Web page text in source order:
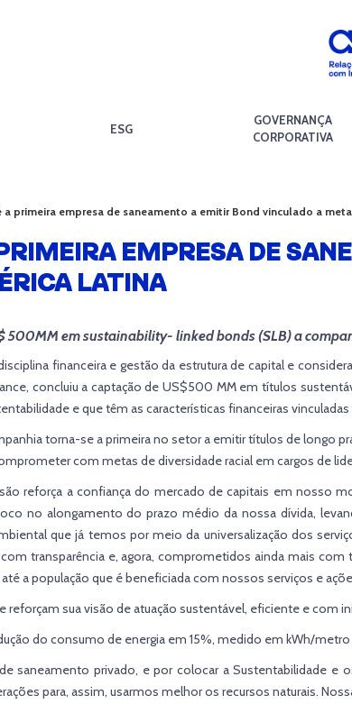
ESG
GOVERNANÇA
CORPORATIVA
a primeira empresa de saneamento a emitir Bond vinculado a
EMPRESA DE
LATINA
500MM em sustainability- linked bonds (SLB) a
financeira e gestão da estrutura de capital e
concluiu a captação de US$500 MM em títulos
e que têm as características financeiras
torna-se a primeira no setor a emitir títulos de longo
com metas de diversidade racial em cargos de
reforça a confiança do mercado de capitais em nosso
no alongamento do prazo médio da nossa dívida,
que já temos por meio da universalização dos
transparência e, agora, comprometidos ainda mais
a população que é beneficiada com nossos serviços e
reforçam sua visão de atuação sustentável, eficiente e com
do consumo de energia em 15%, medido em kWh/metro
saneamento privado, e por colocar a Sustentabilidade
para, assim, usarmos melhor os recursos naturais.